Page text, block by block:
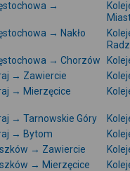
→
→ Nakło
→ Chorzów
→ Zawiercie
→ Mierzęcice
→ Tarnowskie Góry
→ Bytom
→ Zawiercie
→ Mierzęcice